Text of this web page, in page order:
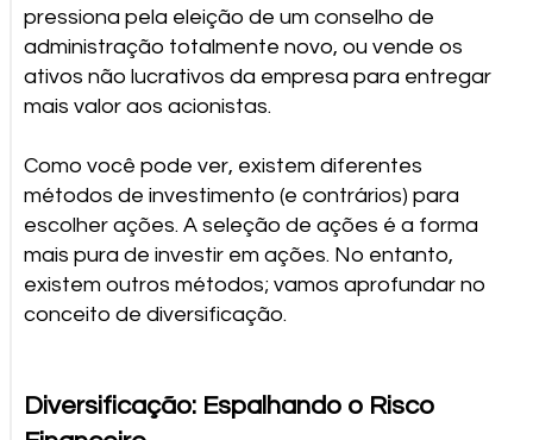
pressiona pela eleição de um conselho de
administração totalmente novo, ou vende os
ativos não lucrativos da empresa para entregar
mais valor aos acionistas.
Como você pode ver, existem diferentes
métodos de investimento (e contrários) para
escolher ações. A seleção de ações é a forma
mais pura de investir em ações. No entanto,
existem outros métodos; vamos aprofundar no
conceito de diversificação.
Diversificação: Espalhando o Risco